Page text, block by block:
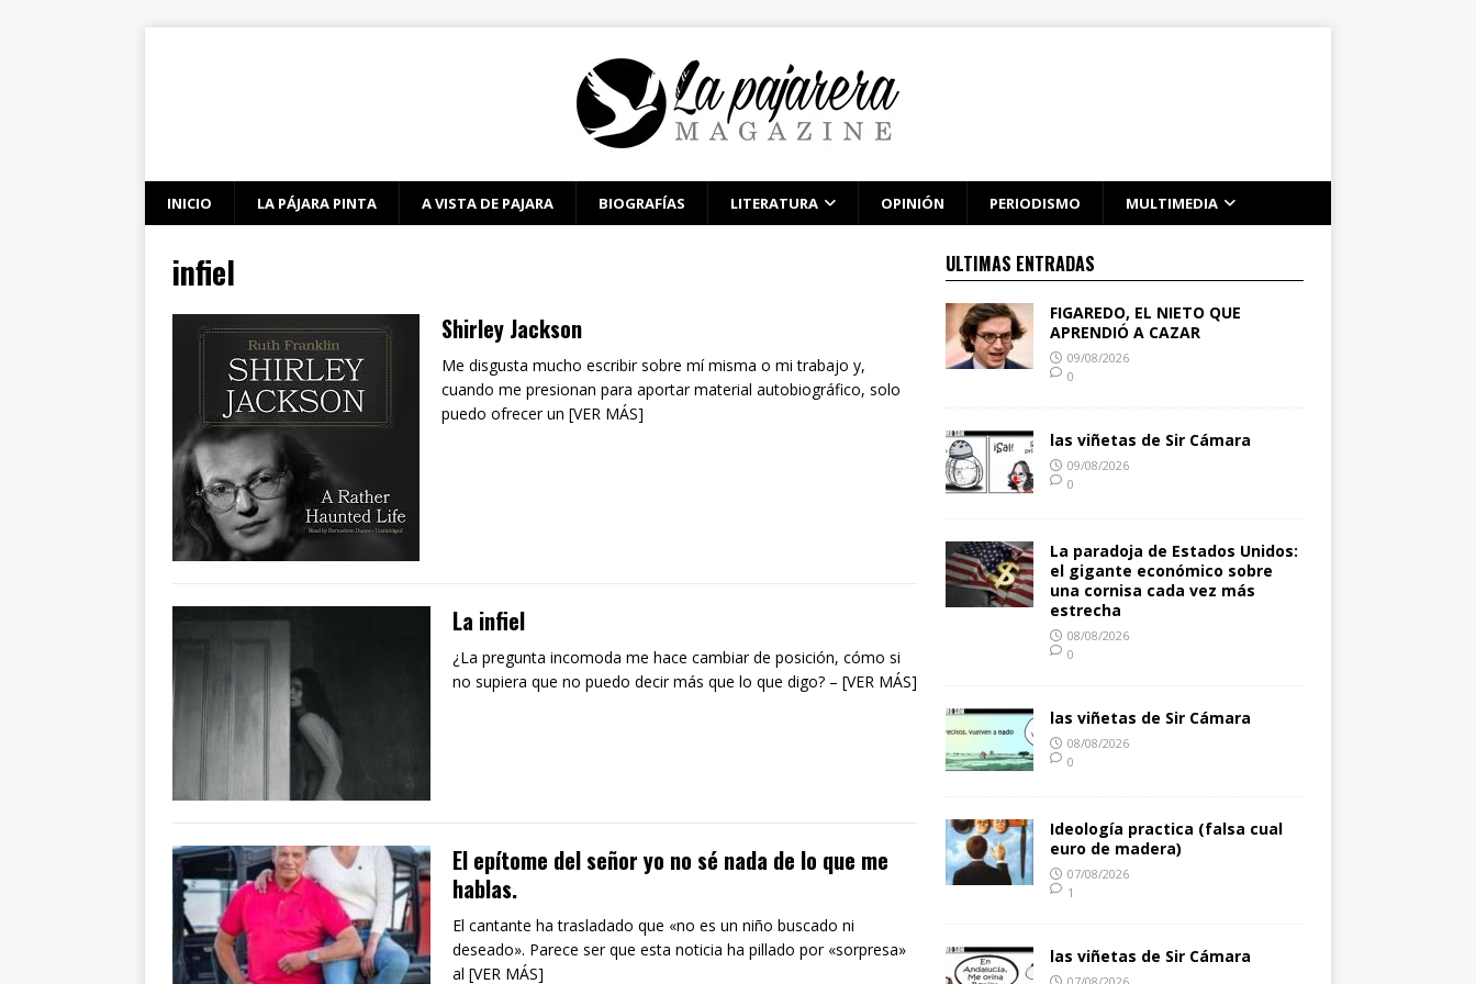
INICIO LA PÁJARA PINTA A VISTA DE PAJARA BIOGRAFÍAS LITERATURA OPINIÓN PERIODISMO MULTIMEDIA
infiel
Shirley Jackson
Me disgusta mucho escribir sobre mí misma o mi trabajo y,
cuando me presionan para aportar material autobiográfico, solo
puedo ofrecer un [VER MÁS]
La infiel
¿La pregunta incomoda me hace cambiar de posición, cómo si
no supiera que no puedo decir más que lo que digo? – [VER MÁS]
El epítome del señor yo no sé nada de lo que me
hablas.
El cantante ha trasladado que «no es un niño buscado ni
deseado». Parece ser que esta noticia ha pillado por «sorpresa»
al [VER MÁS]
ULTIMAS ENTRADAS
FIGAREDO, EL NIETO QUE
APRENDIÓ A CAZAR
09/08/2026
0
las viñetas de Sir Cámara
09/08/2026
0
La paradoja de Estados Unidos:
el gigante económico sobre
una cornisa cada vez más
estrecha
08/08/2026
0
las viñetas de Sir Cámara
08/08/2026
0
Ideología practica (falsa cual
euro de madera)
07/08/2026
1
las viñetas de Sir Cámara